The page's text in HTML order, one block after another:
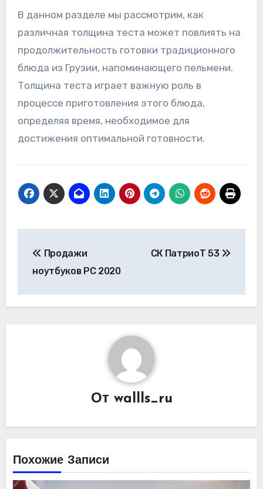
В данном разделе мы рассмотрим, как
различная толщина теста может повлиять на
продолжительность готовки традиционного
блюда из Грузии, напоминающего пельмени.
Толщина теста играет важную роль в
процессе приготовления этого блюда,
определяя время, необходимое для
достижения оптимальной готовности.
по
Продажи
ноутбуков PC 2020
СК ПатриоТ 53
От wallls_ru
Похожие Записи